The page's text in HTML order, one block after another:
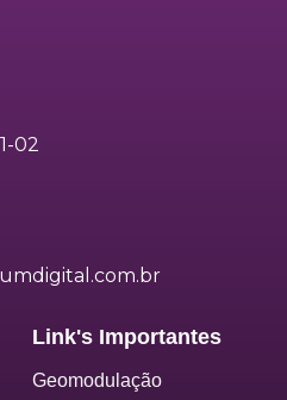
02
Link's Importantes
Geomodulação